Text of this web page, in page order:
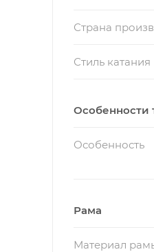
Страна
Стиль катания
Особенности
Особенность
Рама
Материал